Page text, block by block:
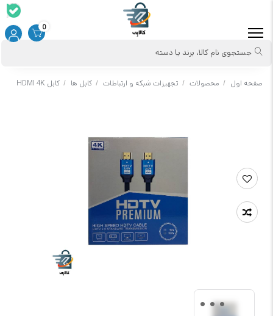
جستجوی نام کالا، برند یا دسته
0
صفحه اول / محصولات / تجهیزات شبکه و ارتباطات / کابل ها / کابل HDMI 4K